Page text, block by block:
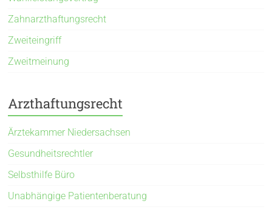
Zahnarzthaftungsrecht
Zweiteingriff
Zweitmeinung
Arzthaftungsrecht
Ärztekammer Niedersachsen
Gesundheitsrechtler
Selbsthilfe Büro
Unabhängige Patientenberatung